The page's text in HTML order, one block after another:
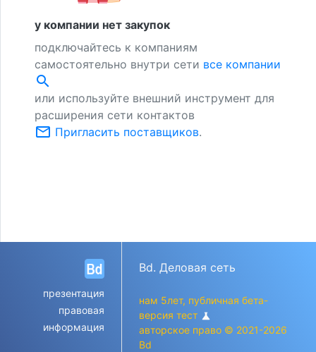
у компании нет закупок
подключайтесь к компаниям
самостоятельно внутри сети все компании
search
или используйте внешний инструмент для
расширения сети контактов
mail_outline Пригласить поставщиков.
презентация
правовая
информация
Bd. Деловая сеть
нам 5лет, публичная бета-
версия тест science
авторское право © 2021-2026
Bd